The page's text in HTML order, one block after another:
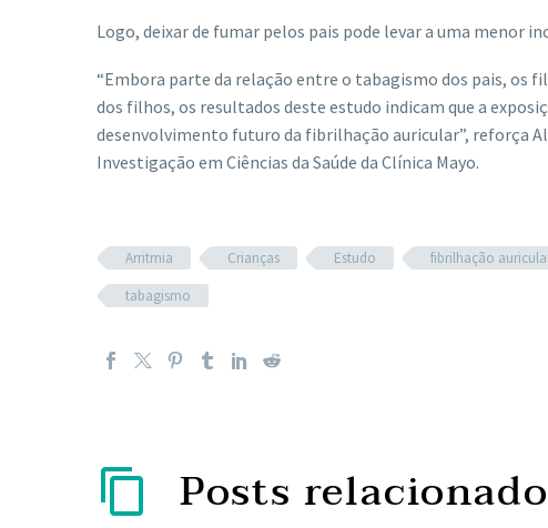
Logo, deixar de fumar pelos pais pode levar a uma menor
“Embora parte da relação entre o tabagismo dos pais, os
dos filhos, os resultados deste estudo indicam que a
desenvolvimento futuro da fibrilhação auricular”, reforça
Investigação em Ciências da Saúde da Clínica Mayo.
Arritmia Crianças Estudo fibrilhação
tabagismo
Posts